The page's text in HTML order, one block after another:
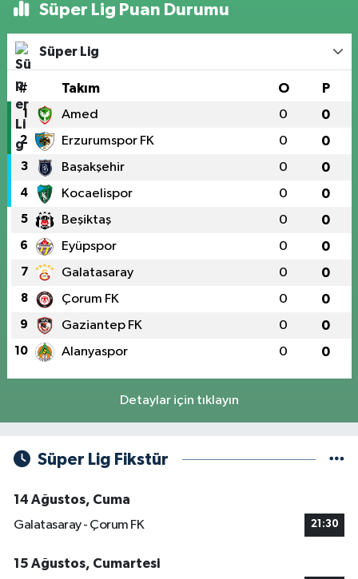
Süper Lig Puan Durumu
Süper Lig
# Takım O P
1 Amed 0 0
2 Erzurumspor FK 0 0
3 Başakşehir 0 0
4 Kocaelispor 0 0
5 Beşiktaş 0 0
6 Eyüpspor 0 0
7 Galatasaray 0 0
8 Çorum FK 0 0
9 Gaziantep FK 0 0
10 Alanyaspor 0 0
Detaylar için tıklayın
Süper Lig Fikstür
14 Ağustos, Cuma
Galatasaray - Çorum FK
21:30
15 Ağustos, Cumartesi